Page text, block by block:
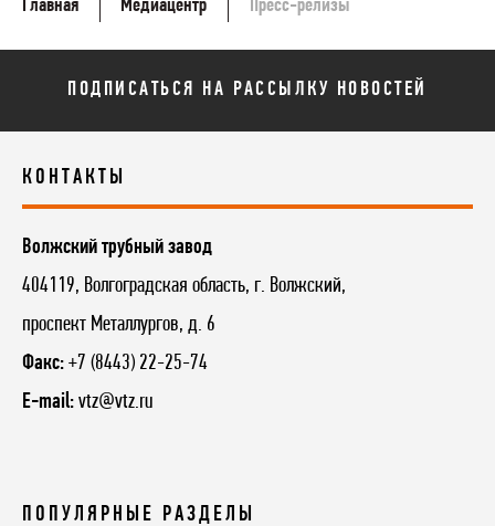
Главная Медиацентр Пресс-релизы
ПОДПИСАТЬСЯ НА РАССЫЛКУ НОВОСТЕЙ
КОНТАКТЫ
Волжский трубный завод
404119, Волгоградская область, г. Волжский,
проспект Металлургов, д. 6
Факс: +7 (8443) 22-25-74
E-mail: vtz@vtz.ru
ПОПУЛЯРНЫЕ РАЗДЕЛЫ